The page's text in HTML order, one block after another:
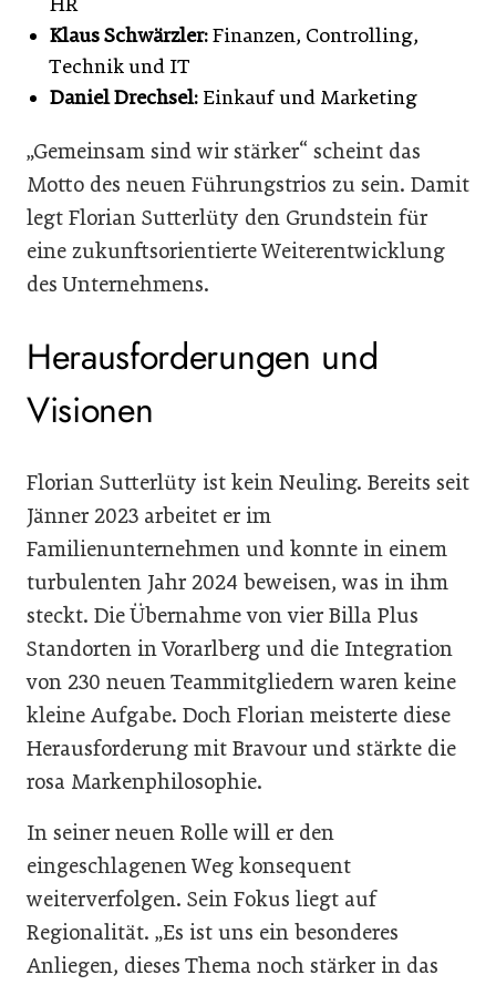
Klaus Schwärzler:Finanzen, Controlling,
Technik und IT
Daniel Drechsel: Einkauf und Marketing
„Gemeinsam sind wir stärker“ scheint das
Motto des neuen Führungstrios zu sein. Damit
legt Florian Sutterlüty den Grundstein für
eine zukunftsorientierte Weiterentwicklung
des Unternehmens.
Herausforderungen und
Visionen
Florian Sutterlüty ist kein Neuling. Bereits seit
Jänner 2023 arbeitet er im
Familienunternehmen und konnte in einem
turbulenten Jahr 2024 beweisen, was in ihm
steckt. Die Übernahme von vier Billa Plus
Standorten in Vorarlberg und die Integration
von 230 neuen Teammitgliedern waren keine
kleine Aufgabe. Doch Florian meisterte diese
Herausforderung mit Bravour und stärkte die
rosa Markenphilosophie.
In seiner neuen Rolle will er den
eingeschlagenen Weg konsequent
weiterverfolgen. Sein Fokus liegt auf
Regionalität. „Es ist uns ein besonderes
Anliegen, dieses Thema noch stärker in das